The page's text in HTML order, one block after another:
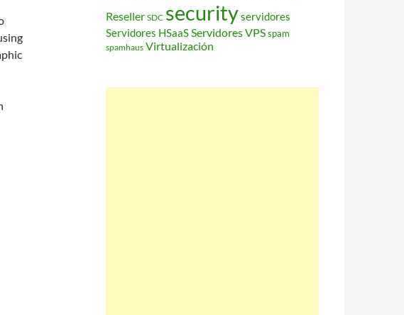
Reseller SDC securityservidores
Servidores HSaaSServidores VPSspam
spamhaus Virtualización